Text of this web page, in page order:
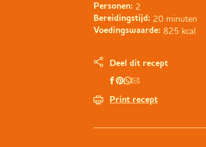
Personen: 2
Bereidingstijd: 20 minuten
Voedingswaarde: 825 kcal
Deel dit recept
Print recept